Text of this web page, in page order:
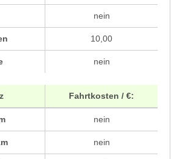
nein
10,00
nein
Fahrtkosten / €:
nein
nein